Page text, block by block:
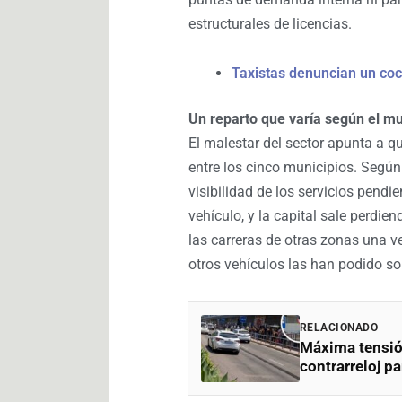
estructurales de licencias.
Taxistas denuncian un
Un reparto que varía según el
El malestar del sector apunta a
entre los cinco municipios.
visibilidad de los servicios
vehículo, y la capital sale
las carreras de otras zonas una
otros vehículos las han podido
RELACIONADO
Máxima
contrarreloj